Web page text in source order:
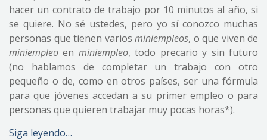
hacer un contrato de trabajo por 10 minutos al año, si
se quiere. No sé ustedes, pero yo sí conozco muchas
personas que tienen varios miniempleos, o que viven de
miniempleo en miniempleo, todo precario y sin futuro
(no hablamos de completar un trabajo con otro
pequeño o de, como en otros países, ser una fórmula
para que jóvenes accedan a su primer empleo o para
personas que quieren trabajar muy pocas horas*).
Siga leyendo…